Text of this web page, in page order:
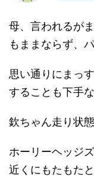
母、言われるが
もままならず、
思い通りにまっ
することも下手な
欽ちゃん走り状
ホーリーヘッジ
近くにもたもたと